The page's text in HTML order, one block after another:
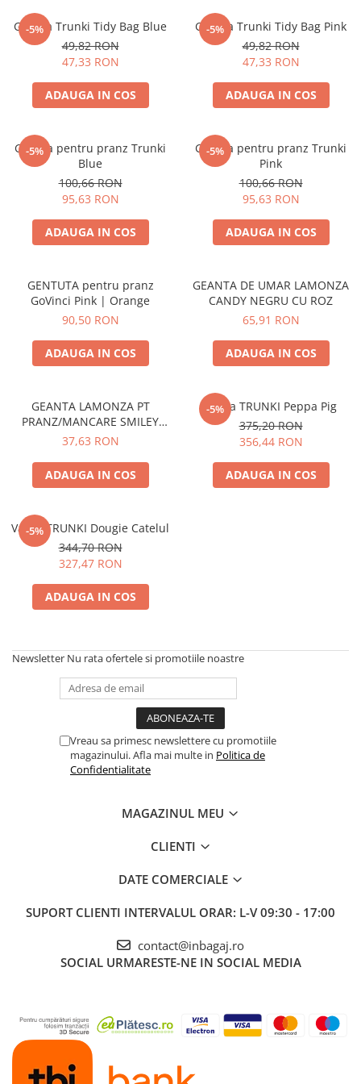
Huse troler
Business Travel
Resigilate
-5%
Geanta Trunki Tidy Bag Blue
49,82 RON
47,33 RON
ADAUGA IN COS
-5%
Geanta Trunki Tidy Bag Pink
49,82 RON
47,33 RON
ADAUGA IN COS
-5%
Geanta pentru pranz Trunki
Blue
100,66 RON
95,63 RON
ADAUGA IN COS
-5%
Geanta pentru pranz Trunki
Pink
100,66 RON
95,63 RON
ADAUGA IN COS
GENTUTA pentru pranz
GoVinci Pink | Orange
90,50 RON
ADAUGA IN COS
GEANTA DE UMAR LAMONZA
CANDY NEGRU CU ROZ
65,91 RON
ADAUGA IN COS
GEANTA LAMONZA PT
PRANZ/MANCARE SMILEY
SCRIBBLE IT UP 24X14X15 CM
37,63 RON
ADAUGA IN COS
-5%
Valiza TRUNKI Peppa Pig
375,20 RON
356,44 RON
ADAUGA IN COS
-5%
Valiza TRUNKI Dougie Catelul
344,70 RON
327,47 RON
ADAUGA IN COS
Newsletter Nu rata ofertele si promotiile noastre
Vreau sa primesc newslettere cu promotiile
magazinului. Afla mai multe in Politica de
Confidentialitate
MAGAZINUL MEU
CLIENTI
DATE COMERCIALE
SUPORT CLIENTI INTERVALUL ORAR: L-V 09:30 - 17:00
contact@inbagaj.ro
SOCIAL URMARESTE-NE IN SOCIAL MEDIA